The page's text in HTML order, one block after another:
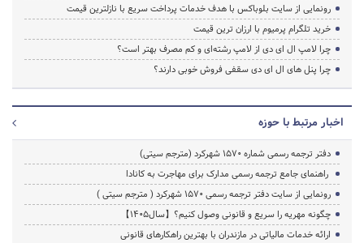
رونمایی از سایت بلوباکس با هدف خدمات پرداخت سریع با نازلترین قیمت
خرید تلگرام پرمیوم با ارزان ترین قیمت
چرا لامپ ال ای دی از لامپ رشته‌ای و کم مصرف بهتر است؟
چرا پنل های ال ای دی سقفی فروش خوبی دارند؟
اخبار مرتبط با حوزه
دفتر ترجمه رسمی شماره ۱۵۷۰ شهرکرد (مترجم سیتی)
راهنمای جامع ترجمه رسمی مدارک برای مهاجرت به کانادا
رونمایی از سایت دفتر ترجمه رسمی 1570 شهرکرد ( مترجم سیتی )
چگونه مهریه را سریع و قانونی وصول کنیم؟【سال1405】
ارائه خدمات مالیاتی در مازندران با بهترین راهکارهای قانونی